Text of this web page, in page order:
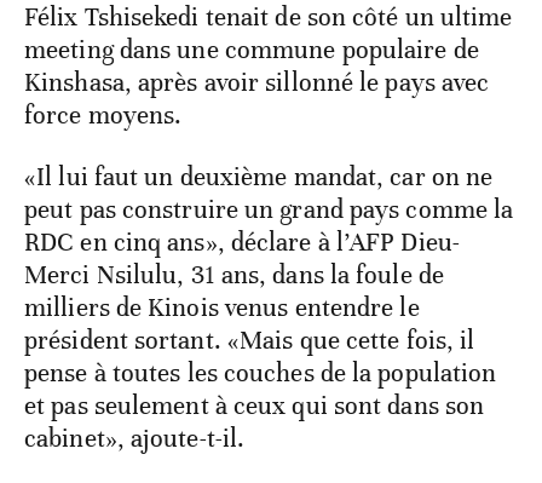
Félix Tshisekedi tenait de son côté un ultime
meeting dans une commune populaire de
Kinshasa, après avoir sillonné le pays avec
force moyens.
«Il lui faut un deuxième mandat, car on ne
peut pas construire un grand pays comme la
RDC en cinq ans», déclare à l’AFP Dieu-
Merci Nsilulu, 31 ans, dans la foule de
milliers de Kinois venus entendre le
président sortant. «Mais que cette fois, il
pense à toutes les couches de la population
et pas seulement à ceux qui sont dans son
cabinet», ajoute-t-il.